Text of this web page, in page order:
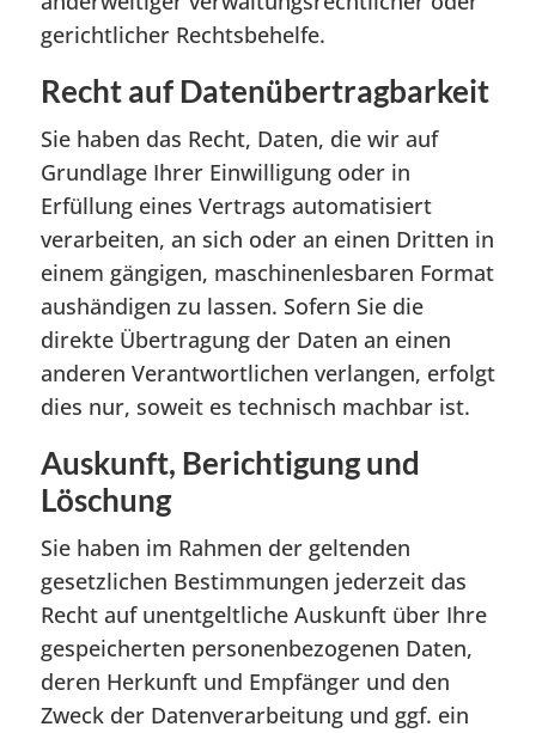
gerichtlicher Rechtsbehelfe.
Recht auf Daten­übertrag­barkeit
Sie haben das Recht, Daten, die wir auf
Grundlage Ihrer Einwilligung oder in
Erfüllung eines Vertrags automatisiert
verarbeiten, an sich oder an einen Dritten in
einem gängigen, maschinenlesbaren Format
aushändigen zu lassen. Sofern Sie die
direkte Übertragung der Daten an einen
anderen Verantwortlichen verlangen, erfolgt
dies nur, soweit es technisch machbar ist.
Auskunft, Berichtigung und
Löschung
Sie haben im Rahmen der geltenden
gesetzlichen Bestimmungen jederzeit das
Recht auf unentgeltliche Auskunft über Ihre
gespeicherten personenbezogenen Daten,
deren Herkunft und Empfänger und den
Zweck der Datenverarbeitung und ggf. ein